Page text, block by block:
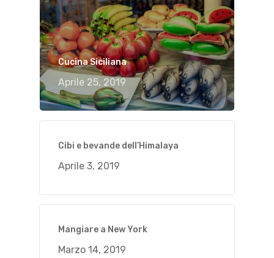
Cucina Siciliana
Aprile 25, 2019
Cibi e bevande dell’Himalaya
Aprile 3, 2019
Mangiare a New York
Marzo 14, 2019